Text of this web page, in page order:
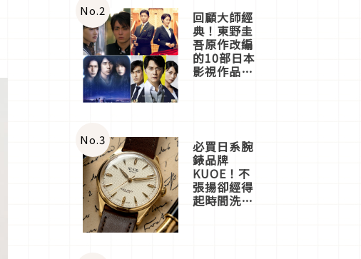
體驗
No.2 回顧大師經
典！東野圭
吾原作改編
的10部日本
影視作品推
No.3 必買日系腕
錶品牌
KUOE！不
張揚卻經得
起時間洗鍊